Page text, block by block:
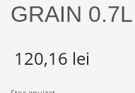
GRAIN 0.7L
120,16 lei